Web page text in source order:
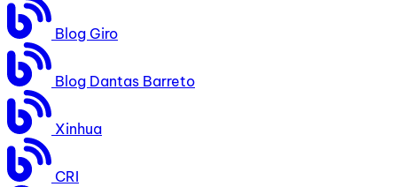
Blog Giro
Blog Dantas Barreto
Xinhua
CRI